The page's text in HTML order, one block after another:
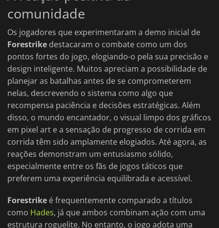
comunidade
Os jogadores que experimentaram a demo inicial de
Forestrike destacaram o combate como um dos
pontos fortes do jogo, elogiando-o pela sua precisão e
design inteligente. Muitos apreciam a possibilidade de
planejar as batalhas antes de se comprometerem
nelas, descrevendo o sistema como algo que
recompensa paciência e decisões estratégicas. Além
disso, o mundo encantador, o visual limpo dos gráficos
em pixel art e a sensação de progresso de corrida em
corrida têm sido amplamente elogiados. Até agora, as
reações demonstram um entusiasmo sólido,
especialmente entre os fãs de jogos táticos que
preferem uma experiência equilibrada e acessível.
Forestrike é frequentemente comparado a títulos
como Hades, já que ambos combinam ação com uma
estrutura roguelite. No entanto, o jogo adota uma